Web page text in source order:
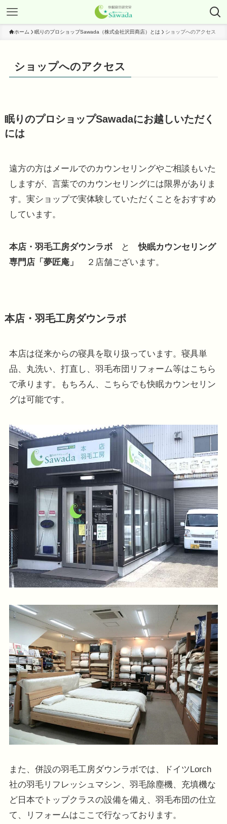
ホーム 眠りのプロショップSawada（株式会社沢田商店）とは ショップへのアクセス
ショップへのアクセス
眠りのプロショップSawadaにお越しいただく
には
遠方の方はメールでのカウンセリングやご相談もいた
しますが、言葉でのカウンセリングには限界がありま
す。実ショップで実体験していただくことをおすすめ
しています。
本店・羽毛工房ダウンラボと快眠カウンセリング
専門店「夢匠庵」
２店舗ございます。
本店・羽毛工房ダウンラボ
本店は従来からの寝具を取り扱っています。寝具単
品、丸洗い、打直し、羽毛布団リフォーム等はこちら
で承ります。もちろん、こちらでも快眠カウンセリン
グは可能です。
また、併設の羽毛工房ダウンラボでは、ドイツLorch
社の羽毛リフレッシュマシン、羽毛除塵機、充填機な
ど日本でトップクラスの設備を備え、羽毛布団の仕立
て、リフォームはここで行なっております。